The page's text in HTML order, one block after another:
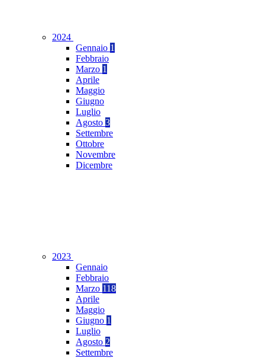
2024
Gennaio 1
Febbraio
Marzo 1
Aprile
Maggio
Giugno
Luglio
Agosto 3
Settembre
Ottobre
Novembre
Dicembre
2023
Gennaio
Febbraio
Marzo 118
Aprile
Maggio
Giugno 1
Luglio
Agosto 2
Settembre